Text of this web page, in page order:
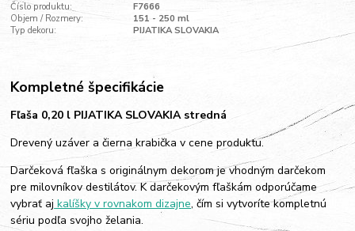
Číslo produktu:
F7666
Objem / Rozmery:
151 - 250 ml
Typ dekoru:
PIJATIKA SLOVAKIA
Kompletné špecifikácie
Fľaša 0,20 l PIJATIKA SLOVAKIA stredná
Drevený uzáver a čierna krabička v cene produktu.
Darčeková fľaška s originálnym dekorom je vhodným darčekom
pre milovníkov destilátov. K darčekovým fľaškám odporúčame
vybrať aj kalíšky v rovnakom dizajne, čím si vytvoríte kompletnú
sériu podľa svojho želania.